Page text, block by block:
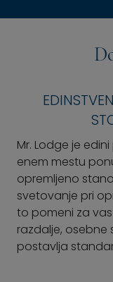
Mr. Lodge je
enem mestu
opremljeno
svetovanje pri
to pomeni za
razdalje, osebne
postavlja